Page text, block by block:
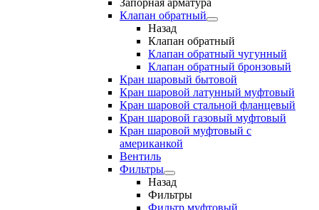
Запорная арматура
Клапан обратный
Назад
Клапан обратный
Клапан обратный чугунный
Клапан обратный бронзовый
Кран шаровый бытовой
Кран шаровой латунный муфтовый
Кран шаровой стальной фланцевый
Кран шаровой газовый муфтовый
Кран шаровой муфтовый с
американкой
Вентиль
Фильтры
Назад
Фильтры
Фильтр муфтовый